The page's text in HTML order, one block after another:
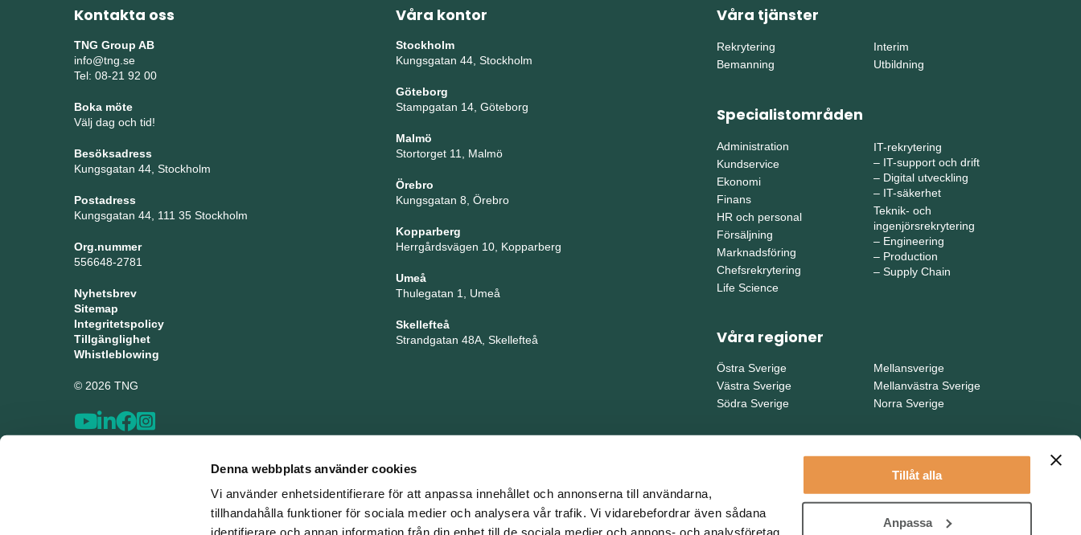
Denna webbplats använder cookies
Vi använder enhetsidentifierare för att anpassa innehållet och annonserna till användarna,
tillhandahålla funktioner för sociala medier och analysera vår trafik. Vi vidarebefordrar även sådana
identifierare och annan information från din enhet till de sociala medier och annons- och analysföretag
Tillåt alla
Anpassa
Kontakta oss
TNG Group AB
info@tng.se
Tel: 08-21 92 00
Boka möte
Välj dag och tid!
Besöksadress
Kungsgatan 44, Stockholm
Postadress
Kungsgatan 44, 111 35 Stockholm
Org.nummer
556648-2781
Nyhetsbrev
Sitemap
Integritetspolicy
Tillgänglighet
Whistleblowing
© 2026 TNG
Våra kontor
Stockholm
Kungsgatan 44, Stockholm
Göteborg
Stampgatan 14, Göteborg
Malmö
Stortorget 11, Malmö
Örebro
Kungsgatan 8, Örebro
Kopparberg
Herrgårdsvägen 10, Kopparberg
Umeå
Thulegatan 1, Umeå
Skellefteå
Strandgatan 48A, Skellefteå
Våra tjänster
Rekrytering
Bemanning
Interim
Utbildning
Specialistområden
Administration
Kundservice
Ekonomi
Finans
HR och personal
Försäljning
Marknadsföring
Chefsrekrytering
Life Science
IT-rekrytering
– IT-support och drift
– Digital utveckling
– IT-säkerhet
Teknik- och
ingenjörsrekrytering
– Engineering
– Production
– Supply Chain
Våra regioner
Östra Sverige
Västra Sverige
Södra Sverige
Mellansverige
Mellanvästra Sverige
Norra Sverige